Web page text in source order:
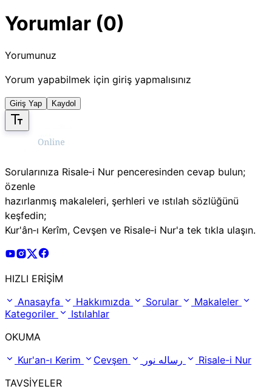
Yorumlar (0)
Yorumunuz
Yorum yapabilmek için giriş yapmalısınız
Giriş Yap Kaydol
Sorularınıza Risale‑i Nur penceresinden cevap bulun;
özenle
hazırlanmış makaleleri, şerhleri ve ıstılah sözlüğünü
keşfedin;
Kur'ân‑ı Kerîm, Cevşen ve Risale‑i Nur'a tek tıkla ulaşın.
Risale Online Youtube Hesabı
Risale Online Instagram Hesabı
Risale Online X Hesabı
HIZLI ERİŞİM
Anasayfa
Hakkımızda Sorular
Makaleler
Kategoriler
Istılahlar
OKUMA
Kur'an-ı Kerim
Cevşen
Risale-i Nur
TAVSİYELER